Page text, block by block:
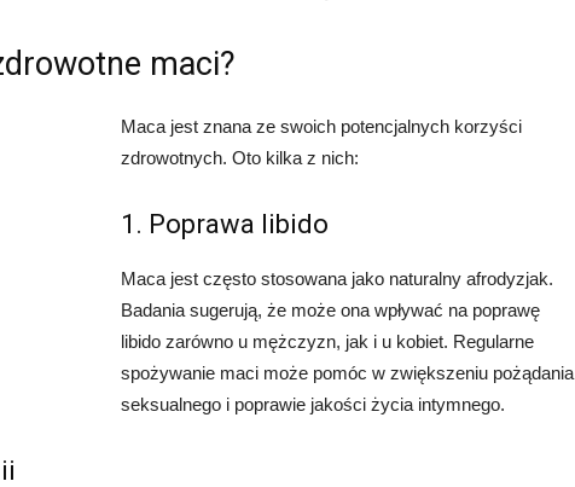
maci?
Maca jest znana ze swoich potencjalnych korzyści
zdrowotnych. Oto kilka z nich:
1. Poprawa libido
Maca jest często stosowana jako naturalny afrodyzjak.
Badania sugerują, że może ona wpływać na poprawę
libido zarówno u mężczyzn, jak i u kobiet. Regularne
spożywanie maci może pomóc w zwiększeniu pożądania
seksualnego i poprawie jakości życia intymnego.